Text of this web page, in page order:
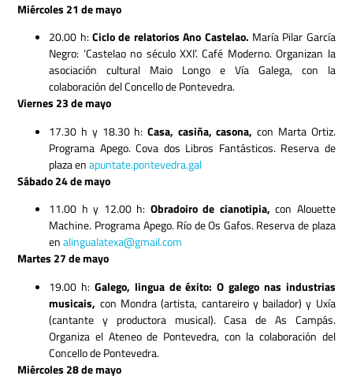
Miércoles 21 de mayo
20.00 h:Ciclo de relatorios Ano Castelao. María Pilar García
Negro: ‘Castelao no século XXI’. Café Moderno. Organizan la
asociación cultural Maio Longo e Vía Galega, con la
colaboración del Concello de Pontevedra.
Viernes 23 de mayo
17.30 h y 18.30 h: Casa, casiña, casona,con Marta Ortiz.
Programa Apego. Cova dos Libros Fantásticos. Reserva de
plaza enapuntate.pontevedra.gal
Sábado 24 de mayo
11.00 h y 12.00 h: Obradoiro de cianotipia,con Alouette
Machine. Programa Apego. Río de Os Gafos. Reserva de plaza
enalingualatexa@gmail.com
Martes 27 de mayo
19.00 h: Galego, lingua de éxito: O galego nas industrias
musicais, con Mondra (artista, cantareiro y bailador) y Uxía
(cantante y productora musical). Casa de As Campás.
Organiza el Ateneo de Pontevedra, con la colaboración del
Concello de Pontevedra.
Miércoles 28 de mayo